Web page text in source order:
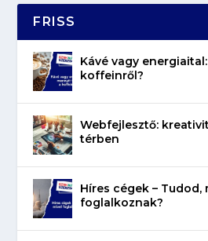
FRISS
Kávé vagy
koffeinről?
Webfejlesztő:
térben
Híres cégek – Tudod,
foglalkoznak?